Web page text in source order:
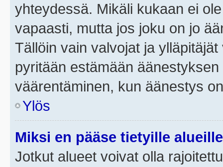
yhteydessä. Mikäli kukaan ei
vapaasti, mutta jos joku on jo
Tällöin vain valvojat ja
pyritään estämään
väärentäminen, kun äänestys
Ylös
Miksi en pääse tietyille
Jotkut alueet voivat olla